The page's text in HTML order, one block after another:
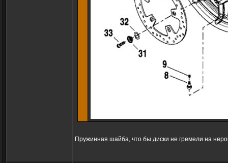
Пружинная шайба, что бы диски не гремели на